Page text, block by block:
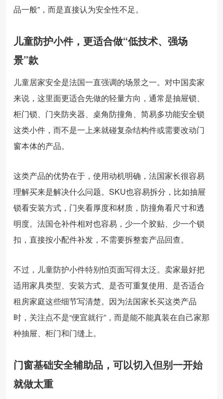
品一般”，而是直接认为安全性不足。
儿童防护小件，更适合做“低技术、强场
景”款
儿童居家安全是法国一直强调的场景之一。对中国卖家
来说，这里面更适合先做的轻量方向，通常是抽屉锁、
柜门锁、门夹防夹器、桌角防撞角、简易多功能安全锁
这类小件，而不是一上来就碰复杂结构件或需要改动门
窗本体的产品。
这类产品的优势在于，使用动机明确，法国家长很容易
理解买来是解决什么问题。SKU也容易拆分，比如抽屉
锁看安装方式，门夹看厚度和材质，防撞角看尺寸和透
明度。法国仓补件相对也容易，少一个胶贴、少一个锁
扣，直接按小配件补发，不需要拆整套产品回查。
不过，儿童防护小件特别怕页面写得太泛。卖家最好把
适用家具类型、安装方式、是否可重复使用、是否适合
租房家庭这些细节写清楚。因为法国家长买这类产品
时，关注点不是“便宜就行”，而是能不能真装在自己家那
种抽屉、柜门和门缝上。
门窗基础安全辅助品，可以切入但别一开始
就做太重